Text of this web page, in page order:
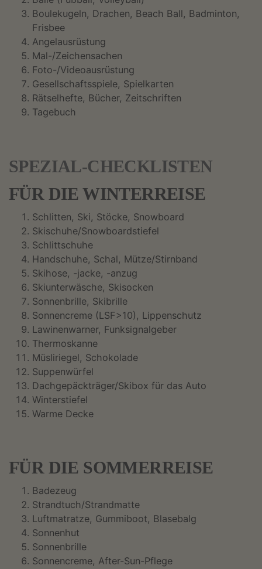
Boulekugeln, Drachen, Beach Ball, Badminton,
Frisbee
Angelausrüstung
Mal-/Zeichensachen
Foto-/Videoausrüstung
Gesellschaftsspiele, Spielkarten
Rätselhefte, Bücher, Zeitschriften
Tagebuch
SPEZIAL-CHECKLISTEN
FÜR DIE WINTERREISE
Schlitten, Ski, Stöcke, Snowboard
Skischuhe/Snowboardstiefel
Schlittschuhe
Handschuhe, Schal, Mütze/Stirnband
Skihose, -jacke, -anzug
Skiunterwäsche, Skisocken
Sonnenbrille, Skibrille
Sonnencreme (LSF>10), Lippenschutz
Lawinenwarner, Funksignalgeber
Thermoskanne
Müsliriegel, Schokolade
Suppenwürfel
Dachgepäckträger/Skibox für das Auto
Winterstiefel
Warme Decke
FÜR DIE SOMMERREISE
Badezeug
Strandtuch/Strandmatte
Luftmatratze, Gummiboot, Blasebalg
Sonnenhut
Sonnenbrille
Sonnencreme, After-Sun-Pflege